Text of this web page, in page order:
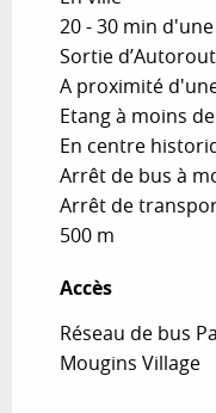
20 - 30 min
Sortie
A proximité
Etang à moins
En centre
Arrêt de bus à
Arrêt de
500 m
Accès
Accès
Réseau de bus
Mougins Village